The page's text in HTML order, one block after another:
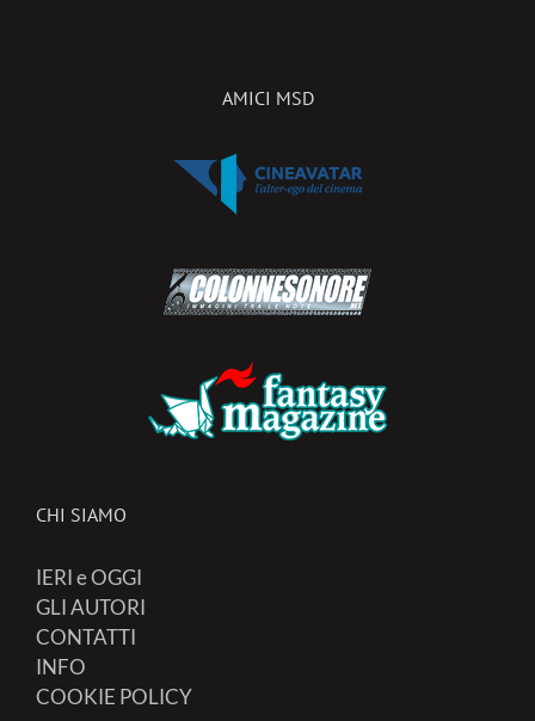
AMICI MSD
CHI SIAMO
IERI e OGGI
GLI AUTORI
CONTATTI
INFO
COOKIE POLICY